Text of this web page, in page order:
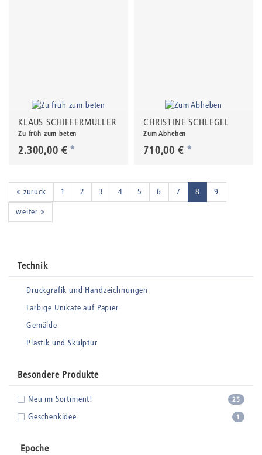
KLAUS SCHIFFERMÜLLER
Zu früh zum beten
2.300,00 € *
CHRISTINE SCHLEGEL
Zum Abheben
710,00 € *
« zurück 1 2 3 4 5 6 7 8
9
weiter »
Technik
Druckgrafik und Handzeichnungen
Farbige Unikate auf Papier
Gemälde
Plastik und Skulptur
Besondere Produkte
25
Neu im Sortiment!
1
Geschenkidee
Epoche